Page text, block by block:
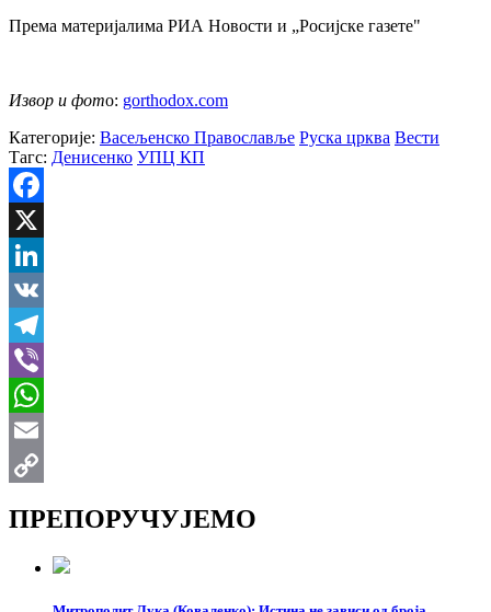
Према материјалима РИА Новости и „Росијске газете"
Извор и фото: gorthodox.com
Категорије: Васељенско Православље Руска црква Вести
Тагс: Денисенко УПЦ КП
Facebook
X
LinkedIn
VK
Telegram
Viber
WhatsApp
Email
ПРЕПОРУЧУЈЕМО